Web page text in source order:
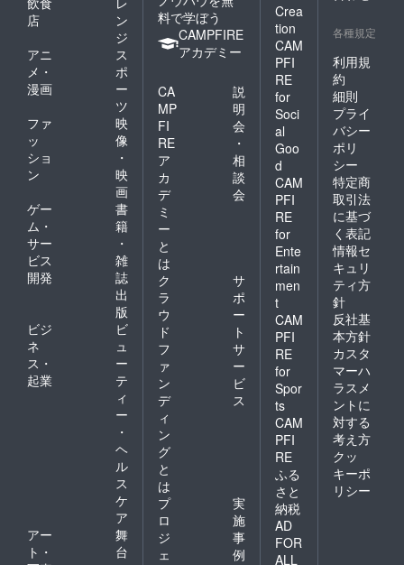
店
ン
ジ
アニ
メ・
漫画
ス
ポ
ー
ツ
ファ
ッ
ショ
ン
映
像
・
映
画
ゲー
ム・
サー
ビス
開発
書
籍
・
雑
誌
出
版
ビジ
ネ
ス・
起業
ビ
ュ
ー
テ
ィ
ー
・
ヘ
ル
ス
ケ
ア
アー
ト・
舞
台
料で学ぼう
CAMPFIRE
アカデミー
CA
MP
FI
RE
ア
カ
デ
ミ
ー
と
は
説
明
会
・
相
談
会
ク
ラ
ウ
ド
フ
ァ
ン
デ
ィ
ン
グ
と
は
サ
ポ
ー
ト
サ
ー
ビ
ス
プ
ロ
ジ
ェ
実
施
事
例
Crea
tion
CAM
PFI
RE
for
Soci
al
Goo
d
CAM
PFI
RE
for
Ente
rtain
men
t
CAM
PFI
RE
for
Spor
ts
CAM
PFI
RE
ふる
さと
納税
AD
FOR
ALL
各種規定
利用規
約
細則
プライ
バシー
ポリ
シー
特定商
取引法
に基づ
く表記
情報セ
キュリ
ティ方
針
反社基
本方針
カスタ
マーハ
ラスメ
ントに
対する
考え方
クッ
キーポ
リシー